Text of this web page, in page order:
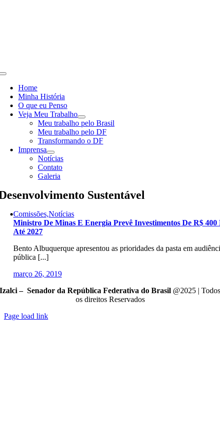
Toggle
NavigationHome
Minha História
O que eu Penso
Veja Meu Trabalho
Meu trabalho pelo Brasil
Meu trabalho pelo DF
Transformando o DF
Imprensa
Notícias
Contato
Galeria
Sustentável
Comissões,Notícias
Ministro De Minas E Energia Prevê Investimentos De R$ 400
Até 2027
Bento Albuquerque apresentou as prioridades da pasta em
pública [...]
março 26, 2019
Izalci – Senador da República Federativa do Brasil @2025 | Todos
os direitos Reservados
Page load link